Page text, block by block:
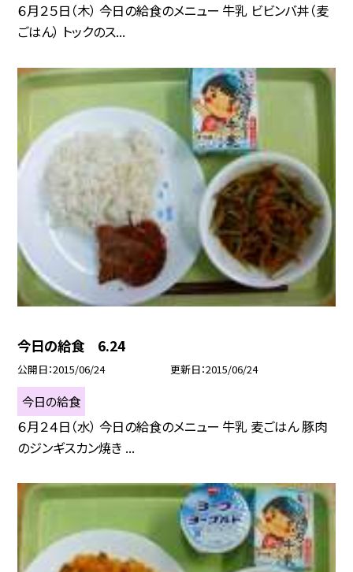
６月２５日（木） 今日の給食のメニュー 牛乳 ビビンバ丼（麦
ごはん） トックのス...
今日の給食 6.24
公開日 2015/06/24 更新日 2015/06/24
今日の給食
６月２４日（水） 今日の給食のメニュー 牛乳 麦ごはん 豚肉
のジンギスカン焼き ...